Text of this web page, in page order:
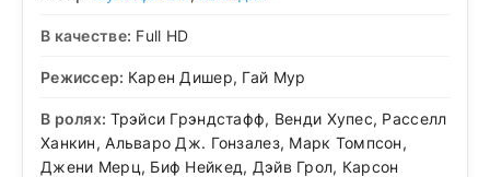
В качестве: Full HD
Режиссер: Карен Дишер, Гай Мур
В ролях: Трэйси Грэндстафф, Венди Хупес, Расселл
Ханкин, Альваро Дж. Гонзалез, Марк Томпсон,
Джени Мерц, Биф Нейкед, Дэйв Грол, Карсон